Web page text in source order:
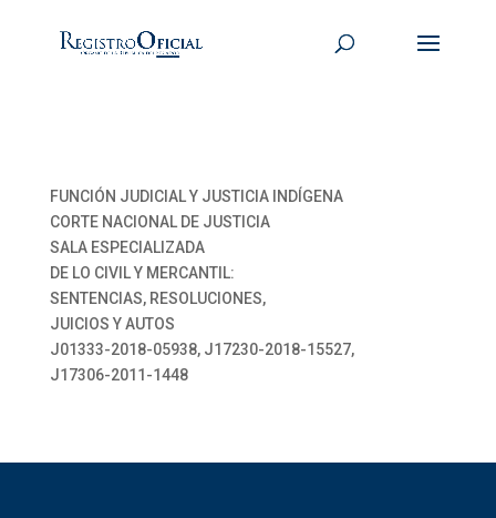
FUNCIÓN JUDICIAL Y JUSTICIA INDÍGENA
CORTE NACIONAL DE JUSTICIA
SALA ESPECIALIZADA
DE LO CIVIL Y MERCANTIL:
SENTENCIAS, RESOLUCIONES,
JUICIOS Y AUTOS
J01333-2018-05938, J17230-2018-15527,
J17306-2011-1448